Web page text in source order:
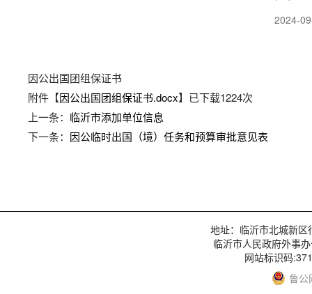
2024-
因公出国团组保证书
附件【因公出国团组保证书.docx】已下载1224次
上一条： 临沂市添加单位信息
下一条： 因公临时出国（境）任务和预算审批意见表
地址：临沂市北城新
临沂市人民政府外事
网站标识码
鲁公